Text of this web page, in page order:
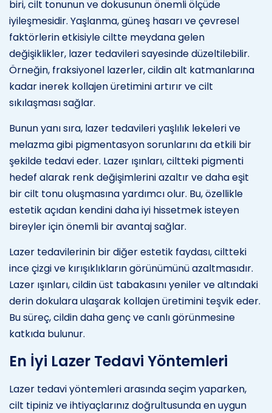
biri, cilt tonunun ve dokusunun önemli ölçüde
iyileşmesidir. Yaşlanma, güneş hasarı ve çevresel
faktörlerin etkisiyle ciltte meydana gelen
değişiklikler, lazer tedavileri sayesinde düzeltilebilir.
Örneğin, fraksiyonel lazerler, cildin alt katmanlarına
kadar inerek kollajen üretimini artırır ve cilt
sıkılaşması sağlar.
Bunun yanı sıra, lazer tedavileri yaşlılık lekeleri ve
melazma gibi pigmentasyon sorunlarını da etkili bir
şekilde tedavi eder. Lazer ışınları, ciltteki pigmenti
hedef alarak renk değişimlerini azaltır ve daha eşit
bir cilt tonu oluşmasına yardımcı olur. Bu, özellikle
estetik açıdan kendini daha iyi hissetmek isteyen
bireyler için önemli bir avantaj sağlar.
Lazer tedavilerinin bir diğer estetik faydası, ciltteki
ince çizgi ve kırışıklıkların görünümünü azaltmasıdır.
Lazer ışınları, cildin üst tabakasını yeniler ve altındaki
derin dokulara ulaşarak kollajen üretimini teşvik eder.
Bu süreç, cildin daha genç ve canlı görünmesine
katkıda bulunur.
En İyi Lazer Tedavi Yöntemleri
Lazer tedavi yöntemleri arasında seçim yaparken,
cilt tipiniz ve ihtiyaçlarınız doğrultusunda en uygun